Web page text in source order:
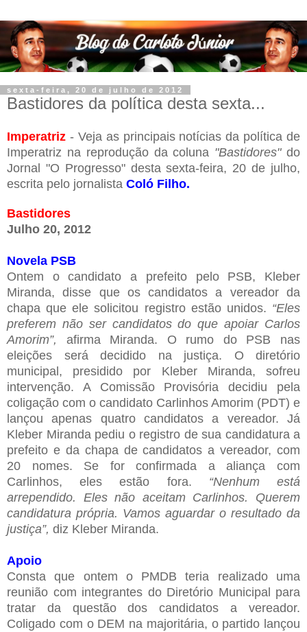
sexta-feira, 20 de julho de 2012
Bastidores da política desta sexta...
Imperatriz - Veja as principais notícias da política de
Imperatriz na reprodução da coluna "Bastidores"do
Jornal "O Progresso" desta sexta-feira, 20 de julho,
escrita pelo jornalista Coló Filho.
Bastidores
Julho 20, 2012
Novela PSB
Ontem o candidato a prefeito pelo PSB, Kleber
Miranda, disse que os candidatos a vereador da
chapa que ele solicitou registro estão unidos. “Eles
preferem não ser candidatos do que apoiar Carlos
Amorim”, afirma Miranda. O rumo do PSB nas
eleições será decidido na justiça. O diretório
municipal, presidido por Kleber Miranda, sofreu
intervenção. A Comissão Provisória decidiu pela
coligação com o candidato Carlinhos Amorim (PDT) e
lançou apenas quatro candidatos a vereador. Já
Kleber Miranda pediu o registro de sua candidatura a
prefeito e da chapa de candidatos a vereador, com
20 nomes. Se for confirmada a aliança com
Carlinhos, eles estão fora. “Nenhum está
arrependido. Eles não aceitam Carlinhos. Querem
candidatura própria. Vamos aguardar o resultado da
justiça”, diz Kleber Miranda.
Apoio
Consta que ontem o PMDB teria realizado uma
reunião com integrantes do Diretório Municipal para
tratar da questão dos candidatos a vereador.
Coligado com o DEM na majoritária, o partido lançou